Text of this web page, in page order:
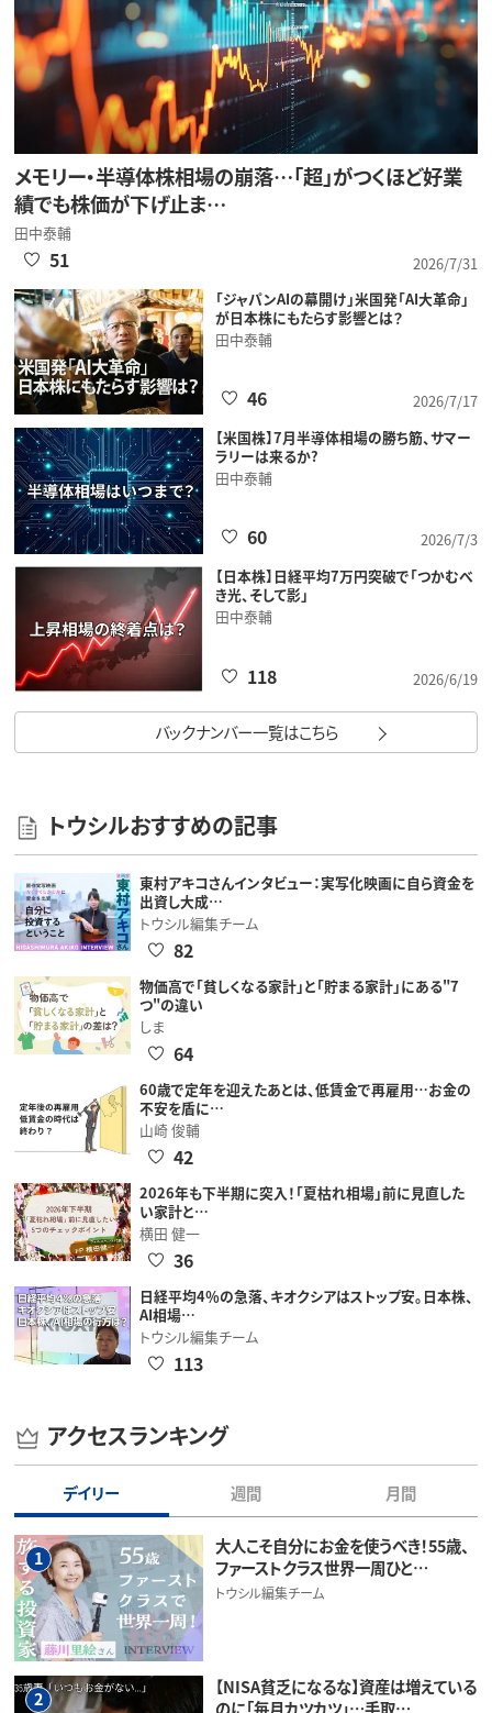
メモリー・半導体株相場の崩落…「超」がつくほど好業
績でも株価が下げ止ま…
田中泰輔
2026/7/31
51
「ジャパンAIの幕開け」米国発「AI大革命」
が日本株にもたらす影響とは？
田中泰輔
2026/7/17
46
【米国株】7月半導体相場の勝ち筋、サマー
ラリーは来るか?
田中泰輔
2026/7/3
60
【日本株】日経平均7万円突破で「つかむべ
き光、そして影」
田中泰輔
2026/6/19
118
バックナンバー一覧はこちら
トウシルおすすめの記事
東村アキコさんインタビュー：実写化映画に自ら資金を
出資し大成…
トウシル編集チーム
82
物価高で「貧しくなる家計」と「貯まる家計」にある"7
つ"の違い
しま
64
60歳で定年を迎えたあとは、低賃金で再雇用…お金の
不安を盾に…
山崎 俊輔
42
2026年も下半期に突入！「夏枯れ相場」前に見直した
い家計と…
横田 健一
36
日経平均4％の急落、キオクシアはストップ安。日本株、
AI相場…
トウシル編集チーム
113
アクセスランキング
デイリー 週間 月間
1
大人こそ自分にお金を使うべき！55歳、
ファーストクラス世界一周ひと…
トウシル編集チーム
2
【NISA貧乏になるな】資産は増えている
のに「毎月カツカツ」…手取…